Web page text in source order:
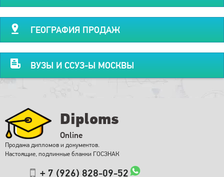
ГЕОГРАФИЯ ПРОДАЖ
ВУЗЫ И ССУЗ-Ы МОСКВЫ
Diploms
Online
Продажа дипломов и документов.
Настоящие, подлинные бланки ГОСЗНАК
+ 7 (926) 828-09-52